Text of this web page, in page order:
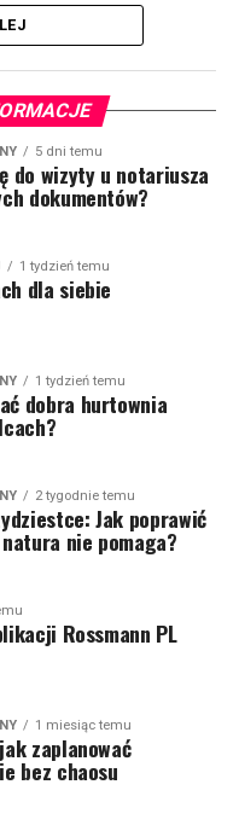
5 dni temu
do wizyty u notariusza
dokumentów?
1 tydzień temu
dla siebie
1 tydzień temu
dobra hurtownia
2 tygodnie temu
Jak poprawić
nie pomaga?
Rossmann PL
1 miesiąc temu
zaplanować
bez chaosu